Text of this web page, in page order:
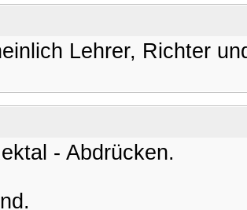
Lehrer, Richter
- Abdrücken.